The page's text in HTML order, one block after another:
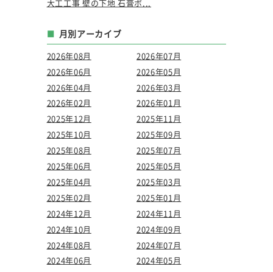
大工工事 壁の下地 石膏ボ...
月別アーカイブ
2026年08月
2026年07月
2026年06月
2026年05月
2026年04月
2026年03月
2026年02月
2026年01月
2025年12月
2025年11月
2025年10月
2025年09月
2025年08月
2025年07月
2025年06月
2025年05月
2025年04月
2025年03月
2025年02月
2025年01月
2024年12月
2024年11月
2024年10月
2024年09月
2024年08月
2024年07月
2024年06月
2024年05月